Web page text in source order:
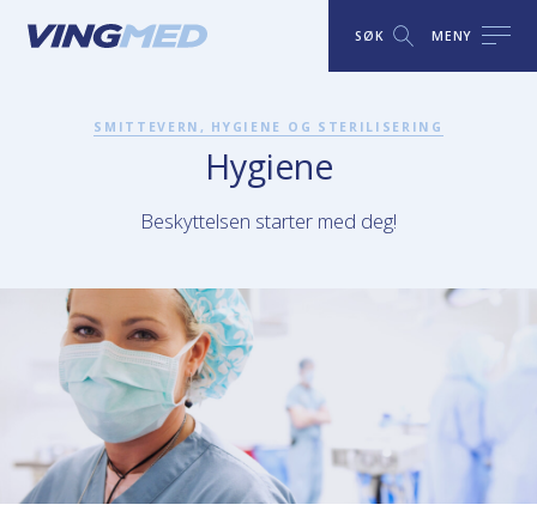
SØK MENY
SMITTEVERN, HYGIENE OG STERILISERING
Hygiene
Beskyttelsen starter med deg!